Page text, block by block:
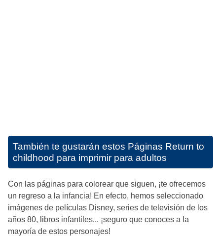
También te gustarán estos Páginas Return to
childhood para imprimir para adultos
Con las páginas para colorear que siguen, ¡te ofrecemos
un regreso a la infancia! En efecto, hemos seleccionado
imágenes de películas Disney, series de televisión de los
años 80, libros infantiles... ¡seguro que conoces a la
mayoría de estos personajes!